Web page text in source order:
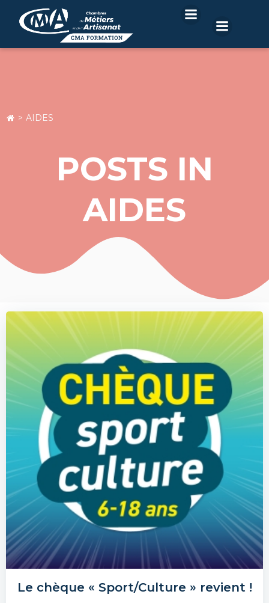
AIDES
POSTS IN
AIDES
Le chèque « Sport/Culture » revient !